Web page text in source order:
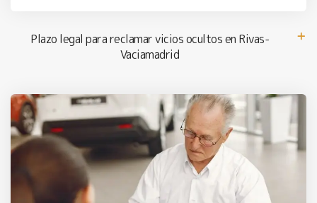
Plazo legal para reclamar vicios ocultos en Rivas-
Vaciamadrid